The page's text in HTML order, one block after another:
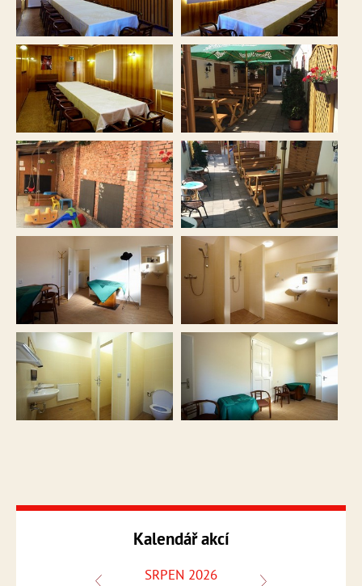
Kalendář akcí
SRPEN 2026